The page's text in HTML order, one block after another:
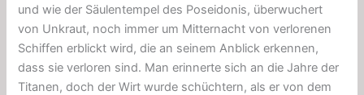
und wie der Säulentempel des Poseidonis, überwuchert
von Unkraut, noch immer um Mitternacht von verlorenen
Schiffen erblickt wird, die an seinem Anblick erkennen,
dass sie verloren sind. Man erinnerte sich an die Jahre der
Titanen, doch der Wirt wurde schüchtern, als er von dem